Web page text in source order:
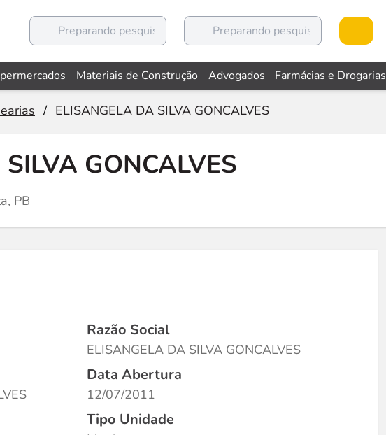
Materiais de Construção Advogados Farmácias e Drogarias
/ ELISANGELA DA SILVA GONCALVES
GONCALVES
PB
Razão Social
ELISANGELA DA SILVA GONCALVES
Data Abertura
12/07/2011
Tipo Unidade